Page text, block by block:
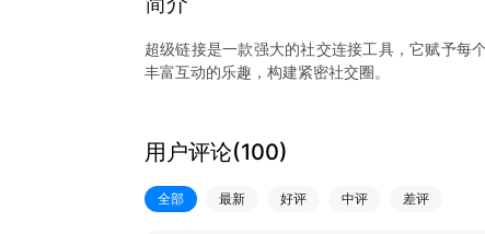
超级链接是一款强大的社交连接工具，它赋予每
丰富互动的乐趣，构建紧密社交圈。
用户评论(100)
全部 最新 好评 中评 差评